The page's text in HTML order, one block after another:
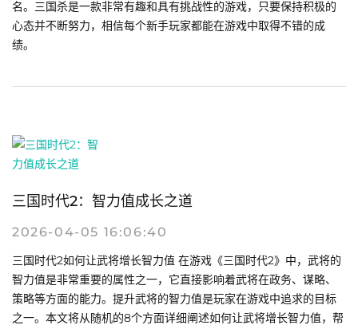
名。三国杀是一款非常有趣和具有挑战性的游戏，只要保持积极的
心态并不断努力，相信每个新手玩家都能在游戏中取得不错的成
绩。
三国时代2：智力值成长之道
2026-04-05 16:06:40
三国时代2如何让武将增长智力值 在游戏《三国时代2》中，武将的
智力值是非常重要的属性之一，它直接影响着武将在政务、谋略、
策略等方面的能力。提升武将的智力值是玩家在游戏中追求的目标
之一。本文将从随机的8个方面详细阐述如何让武将增长智力值，帮